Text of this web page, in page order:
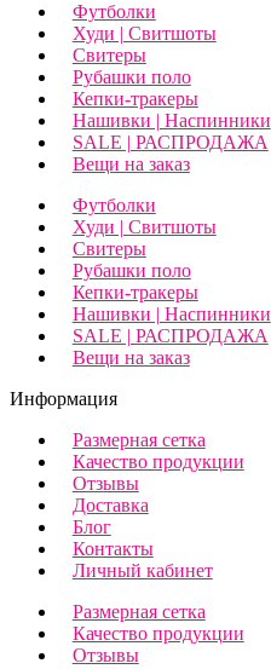
Футболки
Худи | Свитшоты
Свитеры
Рубашки поло
Кепки-тракеры
Нашивки | Наспинники
SALE | РАСПРОДАЖА
Вещи на заказ
Футболки
Худи | Свитшоты
Свитеры
Рубашки поло
Кепки-тракеры
Нашивки | Наспинники
SALE | РАСПРОДАЖА
Вещи на заказ
Информация
Размерная сетка
Качество продукции
Отзывы
Доставка
Блог
Контакты
Личный кабинет
Размерная сетка
Качество продукции
Отзывы